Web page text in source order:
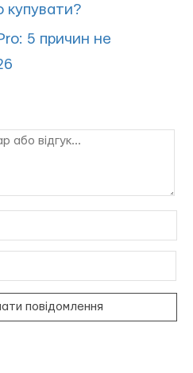
купувати?
5 причин не
повідомлення